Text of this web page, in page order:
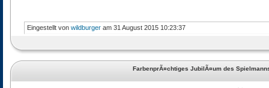
Eingestellt von wildburger am 31 August 2015 10:23:37
FarbenprÃ¤chtiges JubilÃ¤um des